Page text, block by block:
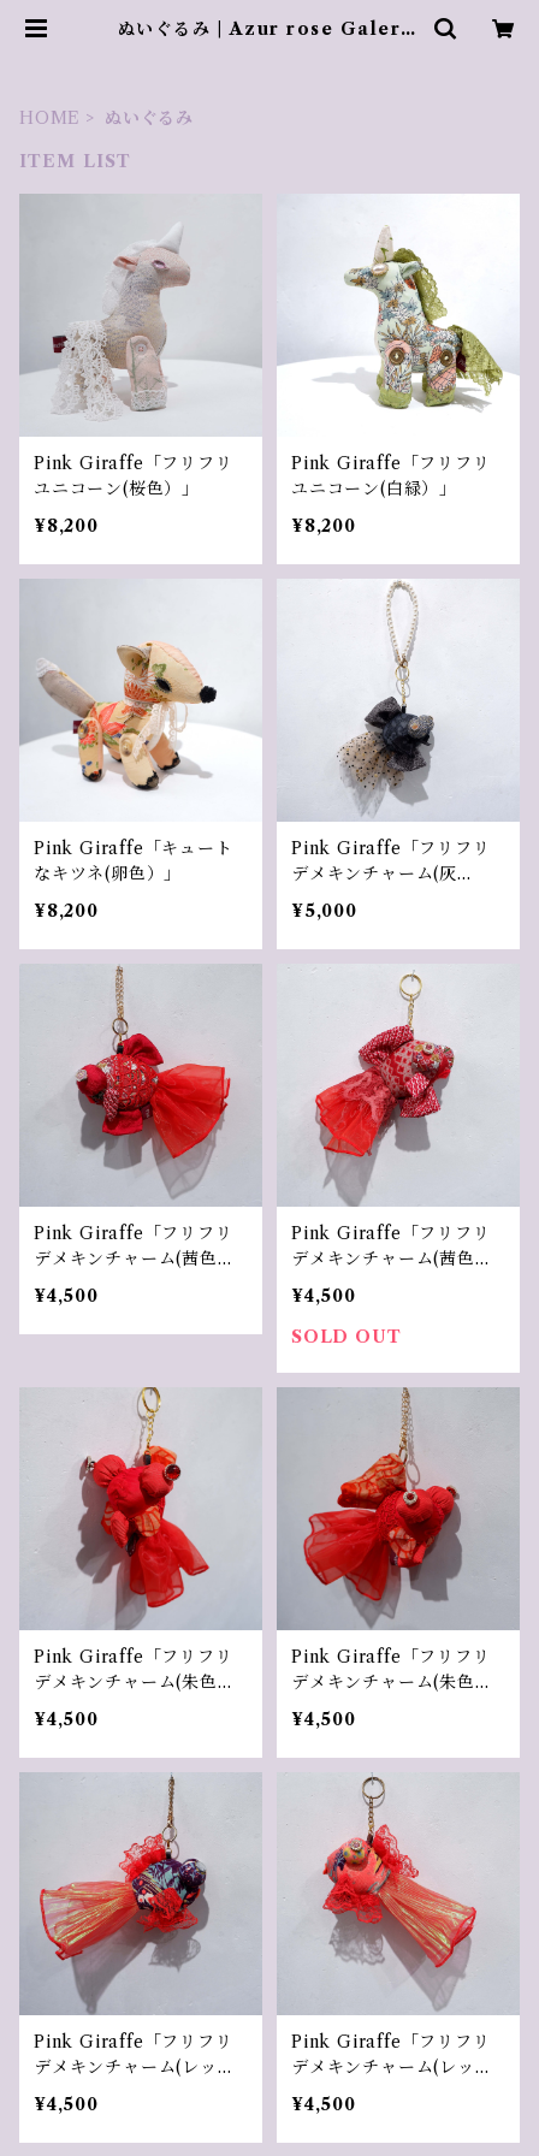
ぬいぐるみ | Azur rose Galerie
HOME
ぬいぐるみ
ITEM LIST
Pink Giraffe「フリフリ
ユニコーン(桜色）」
¥8,200
Pink Giraffe「フリフリ
ユニコーン(白緑）」
¥8,200
Pink Giraffe「キュート
なキツネ(卵色）」
¥8,200
Pink Giraffe「フリフリ
デメキンチャーム(灰
色）」
¥5,000
Pink Giraffe「フリフリ
デメキンチャーム(茜色
1）」
¥4,500
Pink Giraffe「フリフリ
デメキンチャーム(茜色
2）」
¥4,500
SOLD OUT
Pink Giraffe「フリフリ
デメキンチャーム(朱色
１）」
¥4,500
Pink Giraffe「フリフリ
デメキンチャーム(朱色
2）」
¥4,500
Pink Giraffe「フリフリ
デメキンチャーム(レッド
マダラ1）」
¥4,500
Pink Giraffe「フリフリ
デメキンチャーム(レッド
マダラ2）」
¥4,500